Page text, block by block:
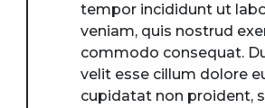
tempor incididunt ut
veniam, quis nostrud
commodo consequat.
velit esse cillum dolore
cupidatat non proident,